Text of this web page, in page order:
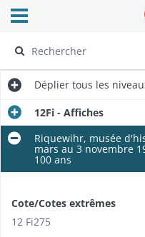
Ouvrir le menu déroulant
Déplier tous les
12Fi - Affiches
Riquewihr, musée
mars au 3 novembre
100 ans
Cote/Cotes extrêmes
12 Fi275